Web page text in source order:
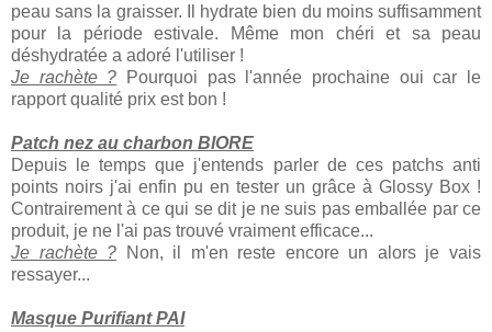
peau sans la graisser. Il hydrate bien du moins suffisamment
pour la période estivale. Même mon chéri et sa peau
déshydratée a adoré l'utiliser !
Je rachète ? Pourquoi pas l'année prochaine oui car le
rapport qualité prix est bon !
Patch nez au charbon BIORE
Depuis le temps que j'entends parler de ces patchs anti
points noirs j'ai enfin pu en tester un grâce à Glossy Box !
Contrairement à ce qui se dit je ne suis pas emballée par ce
produit, je ne l'ai pas trouvé vraiment efficace...
Je rachète ? Non, il m'en reste encore un alors je vais
ressayer...
Masque Purifiant PAI